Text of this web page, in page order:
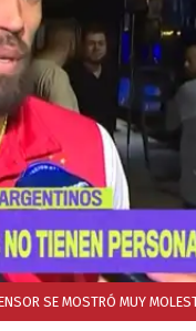
SE MOSTRÓ MUY